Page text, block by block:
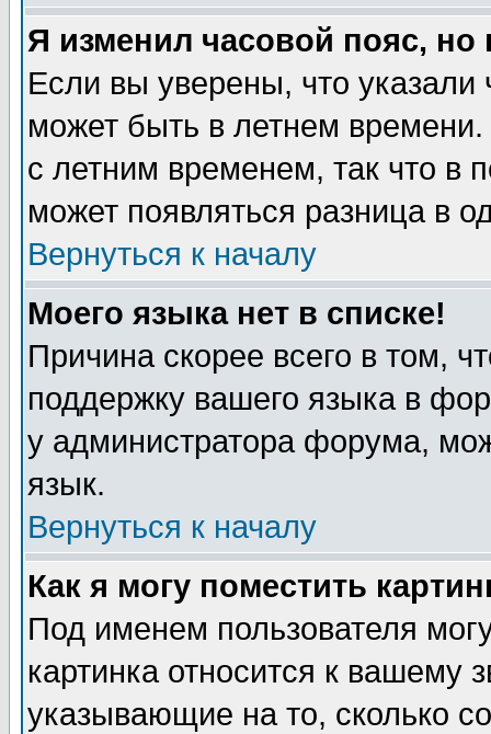
Я изменил часовой пояс,
Если вы уверены, что указали
может быть в летнем
с летним временем, так что в
может появляться разница в
Вернуться к началу
Моего языка нет в списке!
Причина скорее всего в том,
поддержку вашего языка в
у администратора форума,
язык.
Вернуться к началу
Как я могу поместить
Под именем пользователя
картинка относится к вашему
указывающие на то, сколько